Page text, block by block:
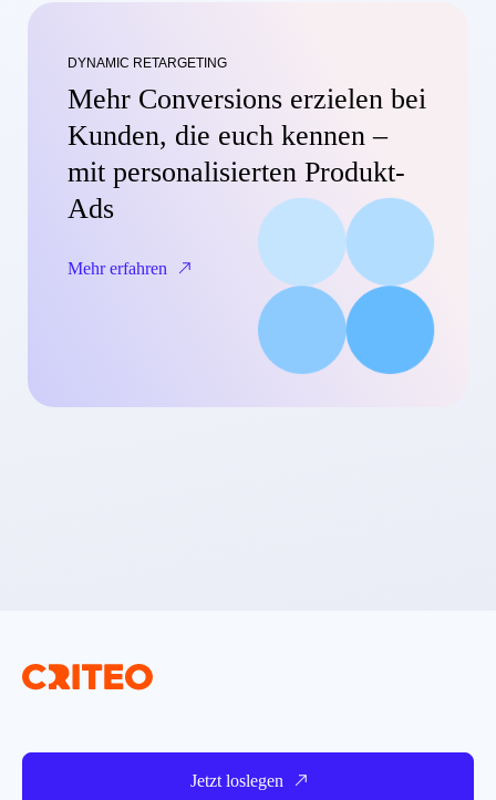
DYNAMIC RETARGETING
Mehr Conversions erzielen bei
Kunden, die euch kennen –
mit personalisierten Produkt-
Ads
Mehr erfahren
Jetzt loslegen